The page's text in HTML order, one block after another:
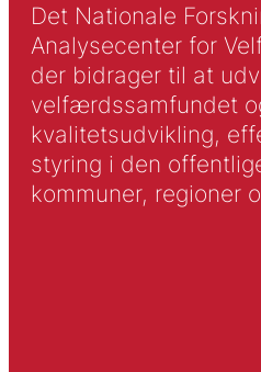
Det Nationale
Analysecenter for
der bidrager til at
velfærdssamfundet
kvalitetsudvikling,
styring i den
kommuner, regioner